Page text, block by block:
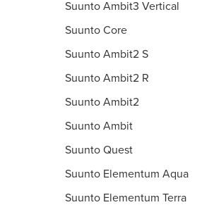
Suunto Ambit3 Vertical
Suunto Core
Suunto Ambit2 S
Suunto Ambit2 R
Suunto Ambit2
Suunto Ambit
Suunto Quest
Suunto Elementum Aqua
Suunto Elementum Terra